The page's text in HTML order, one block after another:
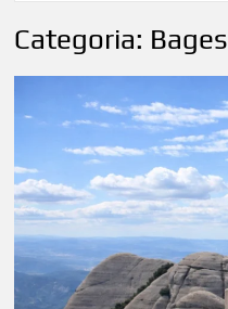
Categoria: Bages